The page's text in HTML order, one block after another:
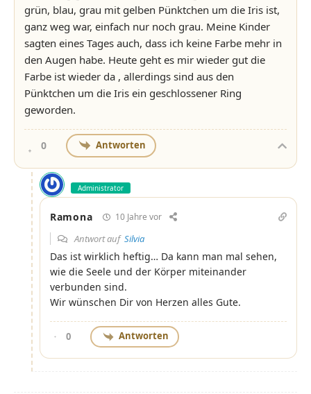
grün, blau, grau mit gelben Pünktchen um die Iris ist,
ganz weg war, einfach nur noch grau. Meine Kinder
sagten eines Tages auch, dass ich keine Farbe mehr in
den Augen habe. Heute geht es mir wieder gut die
Farbe ist wieder da , allerdings sind aus den
Pünktchen um die Iris ein geschlossener Ring
geworden.
0 Antworten
Administrator
Ramona 10 Jahre vor
Antwort auf Silvia
Das ist wirklich heftig… Da kann man mal sehen,
wie die Seele und der Körper miteinander
verbunden sind.
Wir wünschen Dir von Herzen alles Gute.
0 Antworten